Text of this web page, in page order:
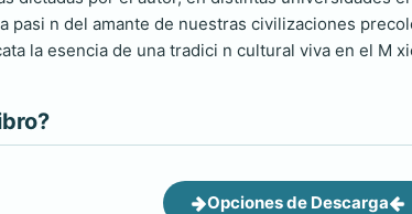
pasi n del amante de nuestras civilizaciones
la esencia de una tradici n cultural viva en el M
Opciones de Descarga